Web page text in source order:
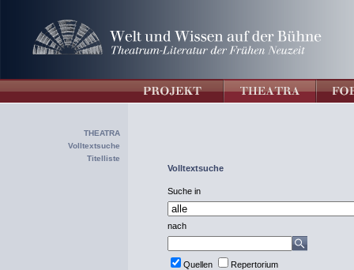
THEATRA
Volltextsuche
Titelliste
Volltextsuche
Suche in
nach
Quellen
Repertorium